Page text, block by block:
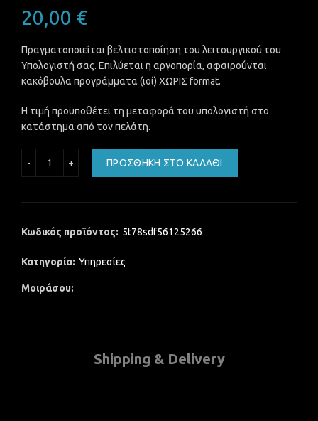
20,00 €
Πραγματοποιείται βελτιστοποίηση του λειτουργικού του
Υπολογιστή σας. Επιλύεται η αργοπορία, αφαιρούνται
κακόβουλα προγράμματα (ιοί) ΧΩΡΙΣ format.
Η τιμή προϋποθέτει τη μεταφορά του υπολογιστή στο
κατάστημα από τον πελάτη.
ΠΡΟΣΘΉΚΗ ΣΤΟ ΚΑΛΆΘΙ
Κωδικός προϊόντος: 5t78sdf56125266
Κατηγορία: Υπηρεσίες
Μοιράσου
Shipping & Delivery